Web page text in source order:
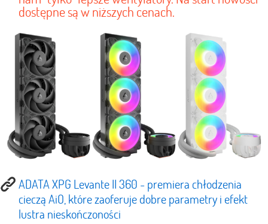
dostępne są w niższych cenach.
ADATA XPG Levante II 360 - premiera chłodzenia
cieczą AiO, które zaoferuje dobre parametry i efekt
lustra nieskończoności